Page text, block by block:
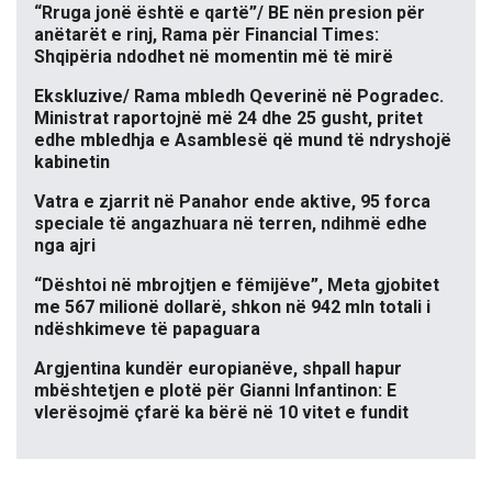
“Rruga jonë është e qartë”/ BE nën presion për
anëtarët e rinj, Rama për Financial Times:
Shqipëria ndodhet në momentin më të mirë
Ekskluzive/ Rama mbledh Qeverinë në Pogradec.
Ministrat raportojnë më 24 dhe 25 gusht, pritet
edhe mbledhja e Asamblesë që mund të ndryshojë
kabinetin
Vatra e zjarrit në Panahor ende aktive, 95 forca
speciale të angazhuara në terren, ndihmë edhe
nga ajri
“Dështoi në mbrojtjen e fëmijëve”, Meta gjobitet
me 567 milionë dollarë, shkon në 942 mln totali i
ndëshkimeve të papaguara
Argjentina kundër europianëve, shpall hapur
mbështetjen e plotë për Gianni Infantinon: E
vlerësojmë çfarë ka bërë në 10 vitet e fundit